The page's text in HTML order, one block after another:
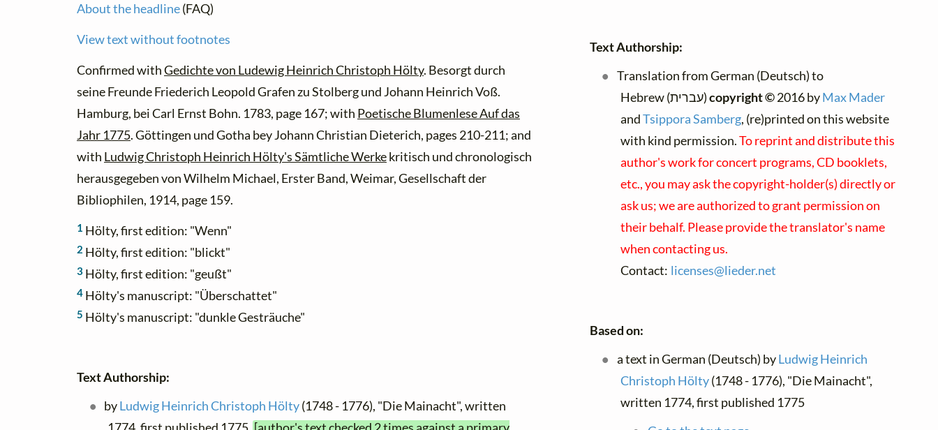
About the headline(FAQ)
View text without footnotes
Confirmed withGedichte von Ludewig Heinrich Christoph Hölty. Besorgt durch
seine Freunde Friederich Leopold Grafen zu Stolberg und Johann Heinrich Voß.
Hamburg, bei Carl Ernst Bohn. 1783, page 167; with Poetische Blumenlese Auf das
Jahr 1775. Göttingen und Gotha bey Johann Christian Dieterich, pages 210-211; and
with Ludwig Christoph Heinrich Hölty's Sämtliche Werkekritisch und chronologisch
herausgegeben von Wilhelm Michael, Erster Band, Weimar, Gesellschaft der
Bibliophilen, 1914, page 159.
1 Hölty, first edition: "Wenn"
2 Hölty, first edition: "blickt"
3 Hölty, first edition: "geußt"
4 Hölty's manuscript: "Überschattet"
5 Hölty's manuscript: "dunkle Gesträuche"
Text Authorship:
byLudwig Heinrich Christoph Hölty(1748 - 1776), "Die Mainacht", written
Text Authorship:
Translation from German (Deutsch) to
Hebrew (עברית)copyright ©2016 byMax Mader
andTsippora Samberg, (re)printed on this website
with kind permission.To reprint and distribute this
author's work for concert programs, CD booklets,
etc., you may ask the copyright-holder(s) directly or
ask us; we are authorized to grant permission on
their behalf. Please provide the translator's name
when contacting us.
Contact: licenses@lieder.net
Based on:
a text in German (Deutsch) byLudwig Heinrich
Christoph Hölty(1748 - 1776), "Die Mainacht",
written 1774, first published 1775